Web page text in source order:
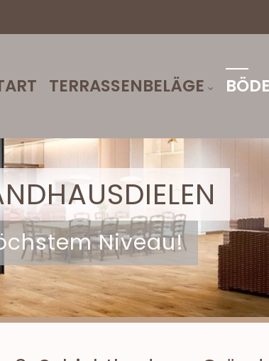
TERRASSENBELÄGE
Niveau!